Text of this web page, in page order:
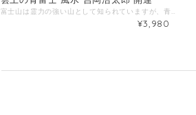
富士山は霊力の強い山として知られていますが、青い富士山は気持ちが落ち着き縁起が良いとされ運気上昇、発展運を高めるといわれています。富士山は大きいため全景を見る時は距離が長く、そのぶん見る人と富士山との間の空気が多くなります。空気分子により青い光を散乱させるので、空気の層が厚くなるほどより青が目に入ります。そのため、他の山より遠くから眺める富士山はより青く見えるのだそうです。 風水でも青色は木の気を持ち「成長」や「仕事運」などと関係が深く、人の心を落ち着かせてくれるため「仕事運」や「判断力」を向上させてくれるといわれています。本商品は、ジグレー版画による雲上の青富士。ジクレーとは、フランス語で「吹き付け」の意味で、いわゆるデジタル版画という最先端の版画技術で、作者独自の“色”と“タッチ”を最も忠実に再現するには、ジクレー技法が最適であると言われています。青富士の絵画は、縁起がいいので、新築、結婚祝など、各種お祝いやお土産にも最適です。 【作家】吉岡浩太郎 〈サイズ・額縁〉 額縁インチサイズ（壁掛け用・ひも付き） 材質；木製フレーム・ガラス 額外寸；約 29ｃｍ×24ｃｍ
¥3,980